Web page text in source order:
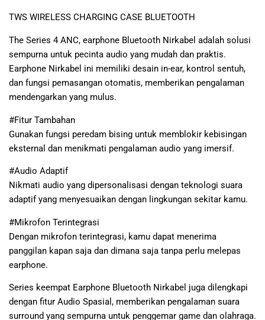
TWS WIRELESS CHARGING CASE BLUETOOTH
The Series 4 ANC, earphone Bluetooth Nirkabel adalah solusi
sempurna untuk pecinta audio yang mudah dan praktis.
Earphone Nirkabel ini memiliki desain in-ear, kontrol sentuh,
dan fungsi pemasangan otomatis, memberikan pengalaman
mendengarkan yang mulus.
#Fitur Tambahan
Gunakan fungsi peredam bising untuk memblokir kebisingan
eksternal dan menikmati pengalaman audio yang imersif.
#Audio Adaptif
Nikmati audio yang dipersonalisasi dengan teknologi suara
adaptif yang menyesuaikan dengan lingkungan sekitar kamu.
#Mikrofon Terintegrasi
Dengan mikrofon terintegrasi, kamu dapat menerima
panggilan kapan saja dan dimana saja tanpa perlu melepas
earphone.
Series keempat Earphone Bluetooth Nirkabel juga dilengkapi
dengan fitur Audio Spasial, memberikan pengalaman suara
surround yang sempurna untuk penggemar game dan olahraga.